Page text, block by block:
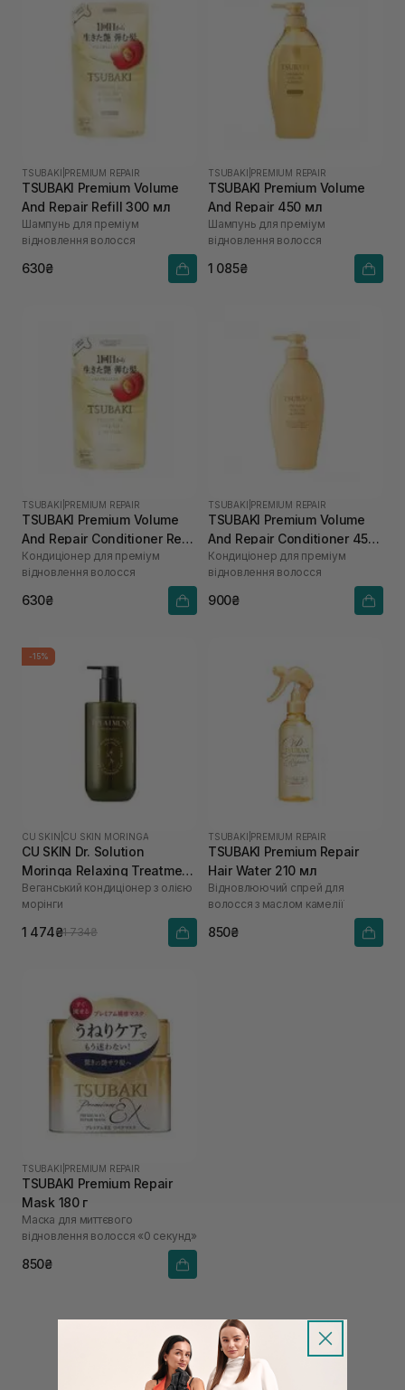
TSUBAKI PREMIUM REPAIR
TSUBAKI Premium Volume
And Repair Refill 300 мл
Шампунь для преміум
відновлення волосся
630₴
TSUBAKI PREMIUM REPAIR
TSUBAKI Premium Volume
And Repair 450 мл
Шампунь для преміум
відновлення волосся
1 085₴
TSUBAKI PREMIUM REPAIR
TSUBAKI Premium Volume
And Repair Conditioner Refill
300 мл
Кондиціонер для преміум
відновлення волосся
630₴
TSUBAKI PREMIUM REPAIR
TSUBAKI Premium Volume
And Repair Conditioner 450
мл
Кондиціонер для преміум
відновлення волосся
900₴
-15%
CU SKIN CU SKIN MORINGA
CU SKIN Dr. Solution
Moringa Relaxing Treatment
400 мл
Веганський кондиціонер з олією
морінги
1 474₴1 734₴
TSUBAKI PREMIUM REPAIR
TSUBAKI Premium Repair
Hair Water 210 мл
Відновлюючий спрей для
волосся з маслом камелії
850₴
TSUBAKI PREMIUM REPAIR
TSUBAKI Premium Repair
Mask 180 г
Маска для миттєвого
відновлення волосся «0 секунд»
850₴